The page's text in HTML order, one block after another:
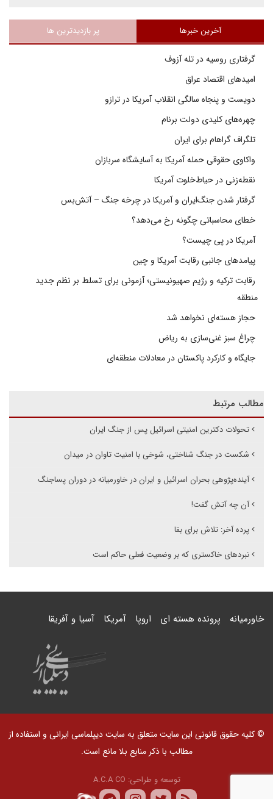
آخرین خبرها پر بازدیدترین ها
گرفتاری روسیه در تله آزوف
امیدهای اقتصاد عراق
دویست و پنجاه سالگی انقلاب آمریکا در ترازو
چهره‌های کلیدی دولت برنام
تلگراف گراهام برای ایران
واکاوی حقوقی حمله آمریکا به آسایشگاه سربازان
نقطه‌زنی در حیاط‌خلوت آمریکا
گرفتار شدن جنگ‌ایران و آمریکا در چرخه جنگ – آتش‌بس
خطای محاسباتی چگونه رخ می‌دهد؟
آمریکا در پی چیست؟
پیامدهای جانبی رقابت آمریکا و چین
رقابت ترکیه و رژیم صهیونیستی؛ آزمونی برای تسلط بر نظم جدید
منطقه
حجاز هسته‌ای نخواهد شد
چراغ سبز غنی‌سازی به ریاض
جایگاه و کارکرد پاکستان در معادلات منطقه‌ای
مطالب مرتبط
تحولات دکترین امنیتی اسرائیل پس از جنگ ایران
شکست در جنگ شناختی، شوخی با امنیت تاوان در میدان
آینده‌پژوهی بحران اسرائیل و ایران در خاورمیانه در دوران پساجنگ
آن چه آتش گفت!
پرده آخر: تلاش برای بقا
نبردهای خاکستری که بر وضعیت فعلی حاکم است
خاورمیانه پرونده هسته ای اروپا آمریکا آسیا و آفریقا
© کلیه حقوق قانونی این سایت متعلق به سایت دیپلماسی ایرانی و استفاده از
مطالب با ذکر منابع بلا مانع است.
توسعه و طراحی: A.C.A CO